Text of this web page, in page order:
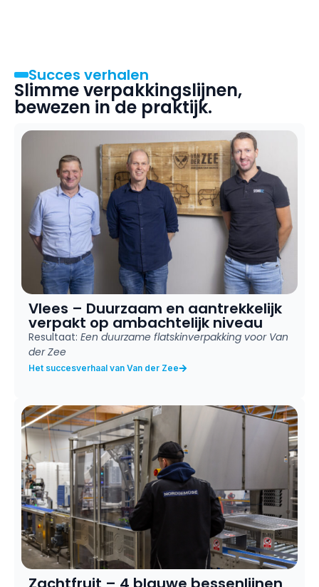
Succes verhalen
Slimme verpakkingslijnen,
bewezen in de praktijk.
Vlees – Duurzaam en aantrekkelijk
verpakt op ambachtelijk niveau
Resultaat: Een duurzame flatskinverpakking voor Van
der Zee
Het succesverhaal van Van der Zee